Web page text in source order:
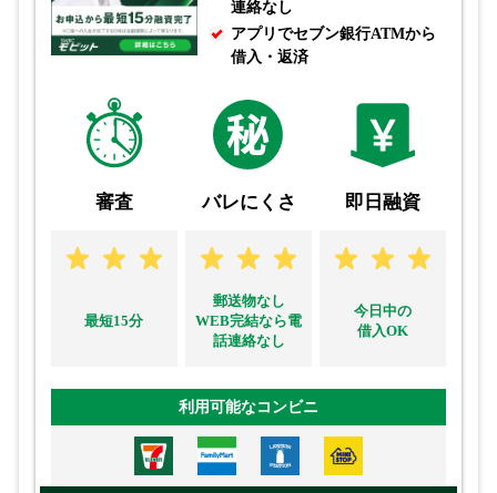
連絡なし
アプリでセブン銀行ATMから
借入・返済
審査
最短15分
バレにくさ
郵送物なし
WEB完結なら電
話連絡なし
即日融資
今日中の
借入OK
利用可能なコンビニ